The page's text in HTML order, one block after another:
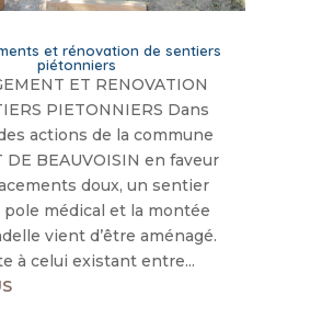
et rénovation de sentiers
piétonniers
ET RENOVATION
PIETONNIERS Dans
actions de la commune
DE BEAUVOISIN en faveur
doux, un sentier
médical et la montée
vient d’être aménagé.
à celui existant entre...